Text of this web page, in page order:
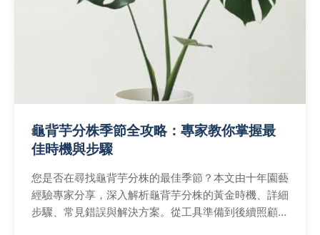
龜背芋分株季節全攻略：專家教你掌握最
佳時機與步驟
您是否在尋找龜背芋分株的最佳季節？本文由十年園藝
經驗專家分享，深入解析龜背芋分株的黃金時機、詳細
步驟、常見錯誤與解決方案。從工具準備到後續照顧，